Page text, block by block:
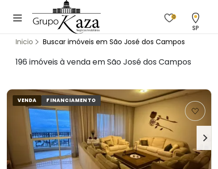
0
SP
Inicio Buscar imóveis em São José dos Campos
196 imóveis à venda em São José dos Campos
VENDA FINANCIAMENTO